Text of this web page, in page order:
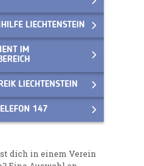
LIECHTENSTEIN
IM
LIECHTENSTEIN
147
dich in einem Verein